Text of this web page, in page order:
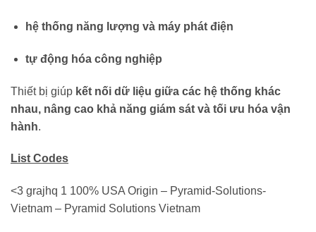
hệ thống năng lượng và máy phát điện
tự động hóa công nghiệp
Thiết bị giúp kết nối dữ liệu giữa các hệ thống khác
nhau, nâng cao khả năng giám sát và tối ưu hóa vận
hành.
List Codes
<3 grajhq 1 100% USA Origin – Pyramid-Solutions-
Vietnam – Pyramid Solutions Vietnam